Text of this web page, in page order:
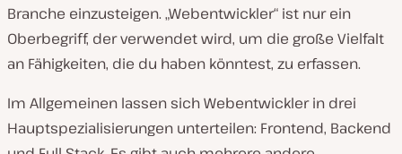
Branche einzusteigen. „Webentwickler“ ist nur ein
Oberbegriff, der verwendet wird, um die große Vielfalt
an Fähigkeiten, die du haben könntest, zu erfassen.
Im Allgemeinen lassen sich Webentwickler in drei
Hauptspezialisierungen unterteilen: Frontend, Backend